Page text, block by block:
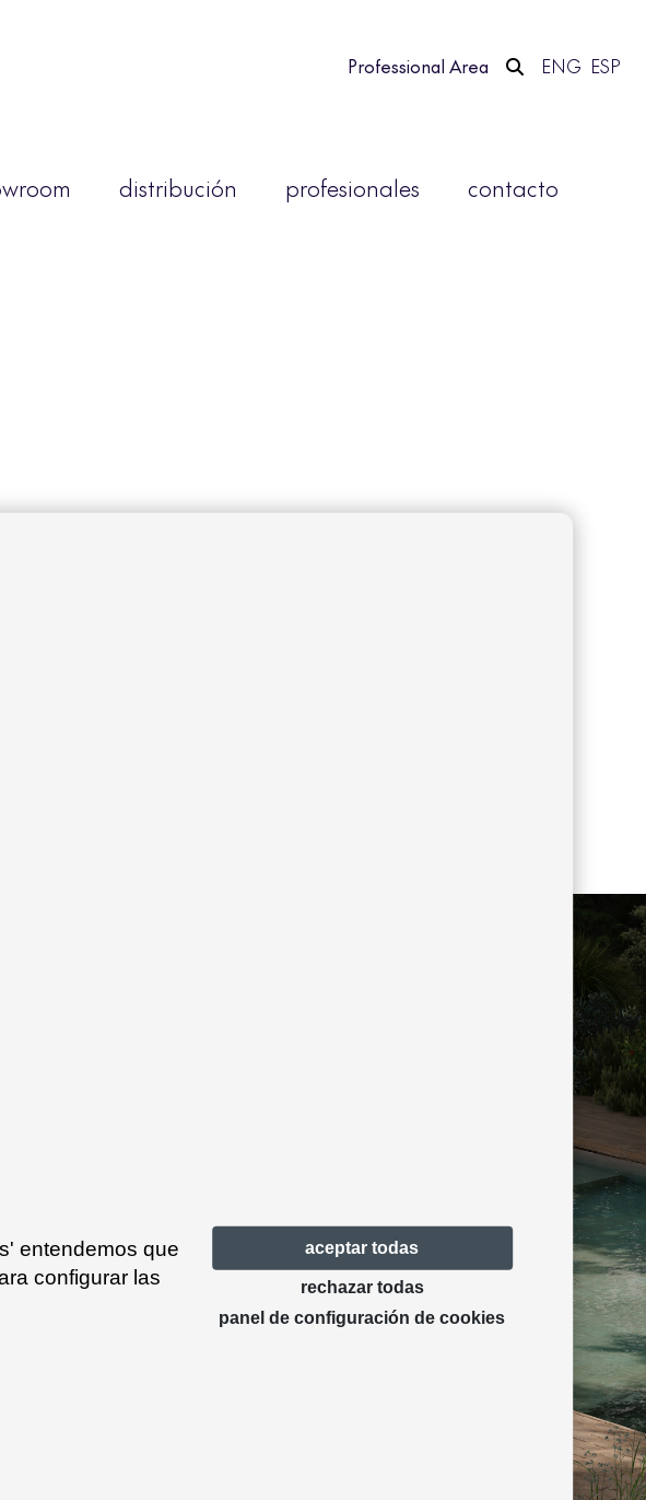
Professional Area ENG ESP
distribución profesionales contacto
entendemos que
configurar las
aceptar todas
rechazar todas
panel de configuración de cookies